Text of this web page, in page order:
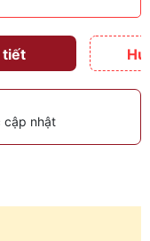
tiết
cập nhật